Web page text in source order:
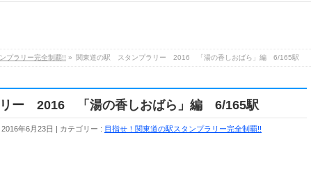
プラリー完全制覇!! » 関東道の駅 スタンプラリー 2016 「湯の香しおばら」編 6/165駅
ー 2016 「湯の香しおばら」編 6/165駅
年6月23日 カテゴリー : 目指せ！関東道の駅スタンプラリー完全制覇!!